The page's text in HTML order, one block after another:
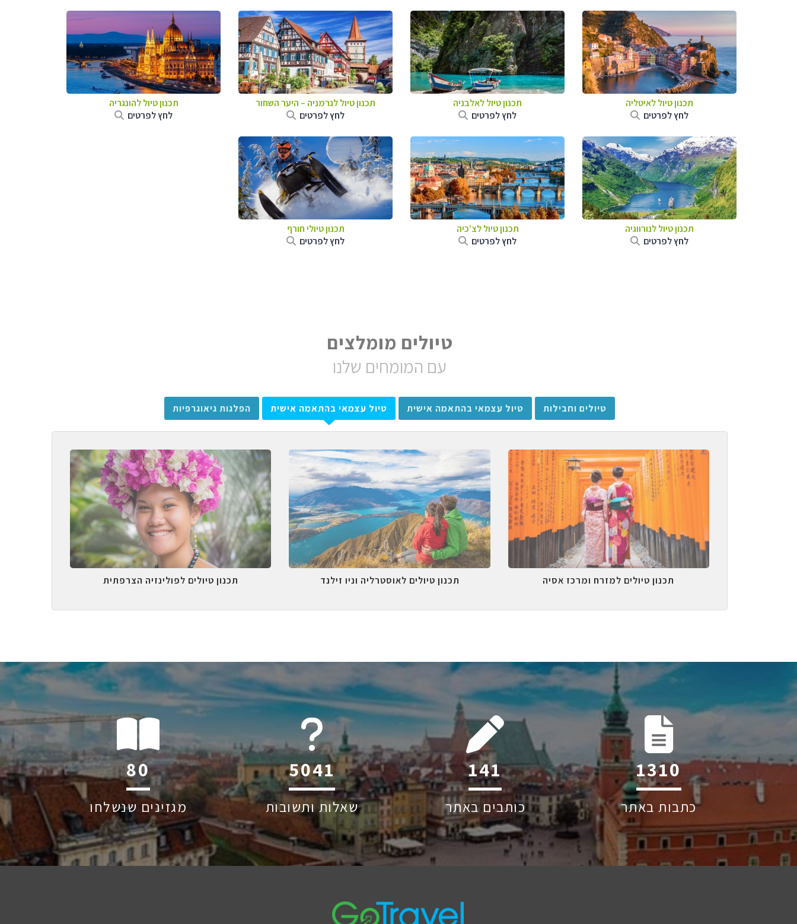
תכנון טיול לאיטליה
לחץ לפרטים
תכנון טיול לאלבניה
לחץ לפרטים
תכנון טיול לגרמניה – היער השחור
לחץ לפרטים
תכנון טיול להונגריה
לחץ לפרטים
תכנון טיול לנורווגיה
לחץ לפרטים
תכנון טיול לצ'כיה
לחץ לפרטים
תכנון טיולי חורף
לחץ לפרטים
טיולים מומלצים
עם המומחים שלנו
טיולים וחבילות טיול עצמאי בהתאמה אישית טיול עצמאי בהתאמה אישית הפלגות גיאוגרפיות
תכנון טיולים למזרח ומרכז אסיה תכנון טיולים לאוסטרליה וניו זילנד תכנון טיולים לפולינזיה הצרפתית
121
מגזינים שנשלחו
6045
שאלות ותשובות
212
כותבים באתר
1971
כתבות באתר